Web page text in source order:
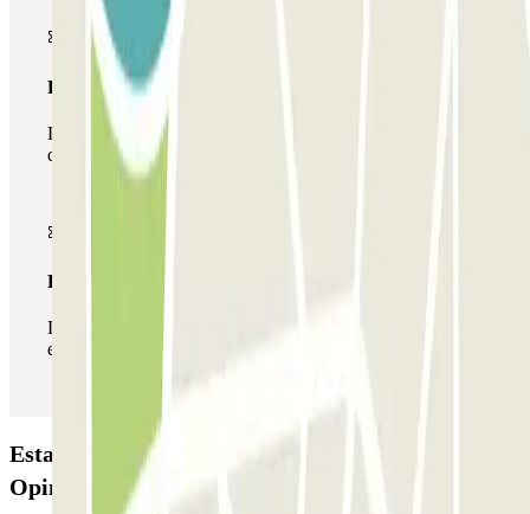
Passe multiestacionamento
Durante a sua estadia, pode utilizar toda a rede de parques
de estacionamento deste operador disponível em Parclick.
Passe ilimitado
Durante a sua estadia, pode entrar e sair do parque de
estacionamento as vezes que quiser.
Estacionamento Parkbee Sarphati Plaza:
Opiniões